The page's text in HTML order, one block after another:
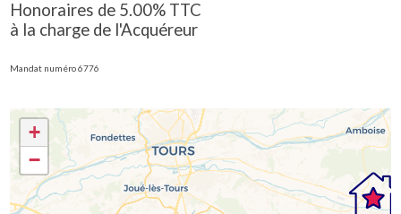
Honoraires de 5.00% TTC
à la charge de l'Acquéreur
Mandat numéro 6776
+
−